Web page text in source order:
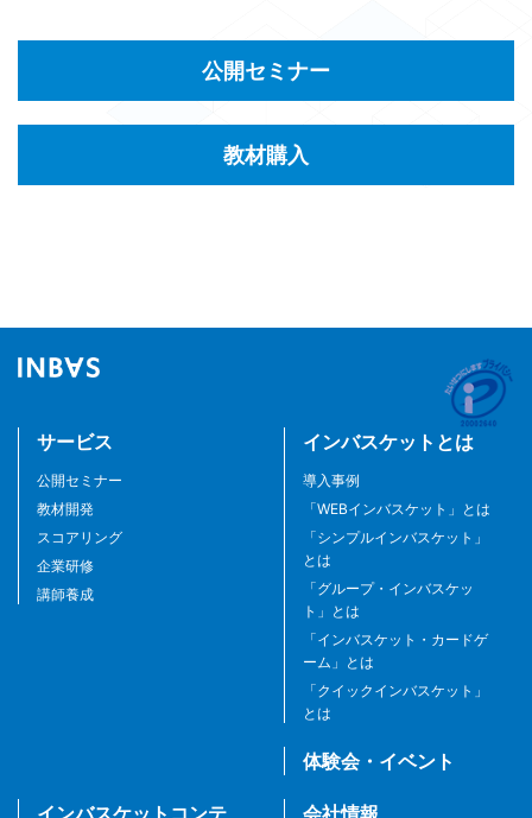
公開セミナー
教材購入
サービス
公開セミナー
教材開発
スコアリング
企業研修
講師養成
インバスケットとは
導入事例
「WEBインバスケット」とは
「シンプルインバスケット」
とは
「グループ・インバスケッ
ト」とは
「インバスケット・カードゲ
ーム」とは
「クイックインバスケット」
とは
体験会・イベント
インバスケットコンテ
会社情報